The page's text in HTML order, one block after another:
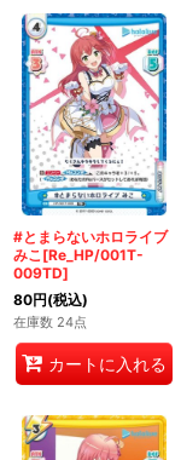
#とまらないホロライブ
みこ[Re_HP/001T-
009TD]
80円(税込)
在庫数 24点
カートに入れる